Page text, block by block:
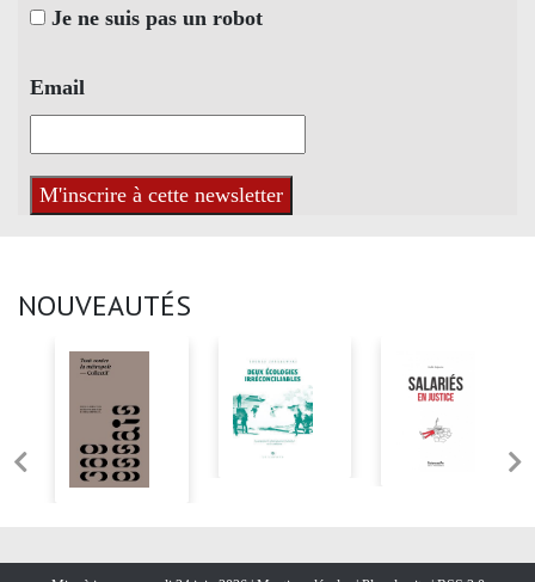
Je ne suis pas un robot
Email
NOUVEAUTÉS